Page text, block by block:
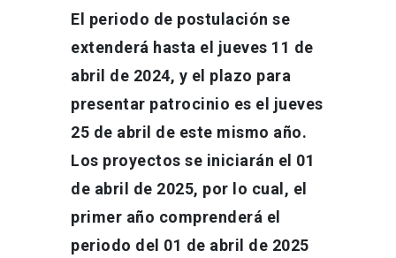
El periodo de postulación se
extenderá hasta el jueves 11 de
abril de 2024, y el plazo para
presentar patrocinio es el jueves
25 de abril de este mismo año.
Los proyectos se iniciarán el 01
de abril de 2025, por lo cual, el
primer año comprenderá el
periodo del 01 de abril de 2025